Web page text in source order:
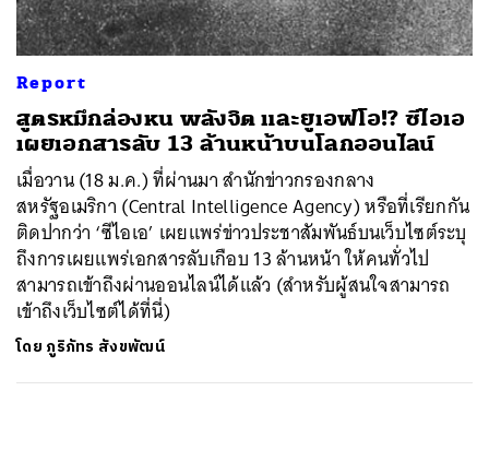
Report
สูตรหมึกล่องหน พลังจิต และยูเอฟโอ!? ซีไอเอ
เผยเอกสารลับ 13 ล้านหน้าบนโลกออนไลน์
เมื่อวาน (18 ม.ค.) ที่ผ่านมา สำนักข่าวกรองกลาง
สหรัฐอเมริกา (Central Intelligence Agency) หรือที่เรียกกัน
ติดปากว่า ‘ซีไอเอ’ เผยแพร่ข่าวประชาสัมพันธ์บนเว็บไซต์ระบุ
ถึงการเผยแพร่เอกสารลับเกือบ 13 ล้านหน้า ให้คนทั่วไป
สามารถเข้าถึงผ่านออนไลน์ได้แล้ว (สำหรับผู้สนใจสามารถ
เข้าถึงเว็บไซต์ได้ที่นี่)
โดย ภูริภัทร สังขพัฒน์
ค้นหา